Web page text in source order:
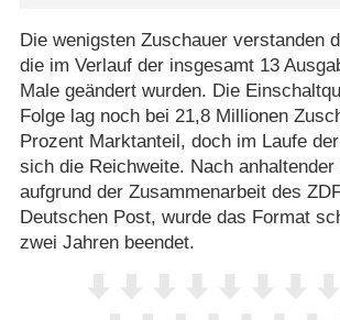
Die wenigsten Zuschauer verstanden
die im Verlauf der insgesamt 13
Male geändert wurden. Die
Folge lag noch bei 21,8 Millionen
Prozent Marktanteil, doch im Laufe
sich die Reichweite. Nach
aufgrund der Zusammenarbeit des
Deutschen Post, wurde das Format
zwei Jahren beendet.